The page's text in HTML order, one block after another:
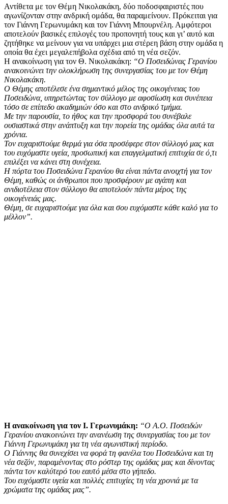
Αντίθετα με τον Θέμη Νικολακάκη, δύο ποδοσφαιριστές που
αγωνίζονταν στην ανδρική ομάδα, θα παραμείνουν. Πρόκειται για
τον Γιάννη Γερωνυμάκη και τον Γιάννη Μπουρνέλη. Αμφότεροι
αποτελούν βασικές επιλογές του προπονητή τους και γι’ αυτό και
ζητήθηκε να μείνουν για να υπάρχει μια στέρεη βάση στην ομάδα η
οποία θα έχει μεγαλεπήβολα σχέδια από τη νέα σεζόν.
Η ανακοίνωση για τον Θ. Νικολακάκη: “Ο Ποσειδώνας Γερανίου
ανακοινώνει την ολοκλήρωση της συνεργασίας του με τον Θέμη
Νικολακάκη.
Ο Θέμης αποτέλεσε ένα σημαντικό μέλος της οικογένειας του
Ποσειδώνα, υπηρετώντας τον σύλλογο με αφοσίωση και συνέπεια
τόσο σε επίπεδο ακαδημιών όσο και στο ανδρικό τμήμα.
Με την παρουσία, το ήθος και την προσφορά του συνέβαλε
ουσιαστικά στην ανάπτυξη και την πορεία της ομάδας όλα αυτά τα
χρόνια.
Τον ευχαριστούμε θερμά για όσα προσέφερε στον σύλλογό μας και
του ευχόμαστε υγεία, προσωπική και επαγγελματική επιτυχία σε ό,τι
επιλέξει να κάνει στη συνέχεια.
Η πόρτα του Ποσειδώνα Γερανίου θα είναι πάντα ανοιχτή για τον
Θέμη, καθώς οι άνθρωποι που προσφέρουν με αγάπη και
ανιδιοτέλεια στον σύλλογο θα αποτελούν πάντα μέρος της
οικογένειάς μας.
Θέμη, σε ευχαριστούμε για όλα και σου ευχόμαστε κάθε καλό για το
μέλλον”.
Η ανακοίνωση για τον Ι. Γερωνυμάκη: “Ο Α.Ο. Ποσειδών
Γερανίου ανακοινώνει την ανανέωση της συνεργασίας του με τον
Γιάννη Γερωνυμάκη για τη νέα αγωνιστική περίοδο.
Ο Γιάννης θα συνεχίσει να φορά τη φανέλα του Ποσειδώνα και τη
νέα σεζόν, παραμένοντας στο ρόστερ της ομάδας μας και δίνοντας
πάντα τον καλύτερό του εαυτό μέσα στο γήπεδο.
Του ευχόμαστε υγεία και πολλές επιτυχίες τη νέα χρονιά με τα
χρώματα της ομάδας μας”.